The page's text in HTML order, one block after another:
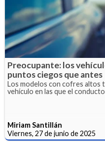
Preocupante: los
puntos ciegos que antes
Los modelos con cofres altos
vehículo en las que el
Miriam Santillán
Viernes, 27 de junio de 2025